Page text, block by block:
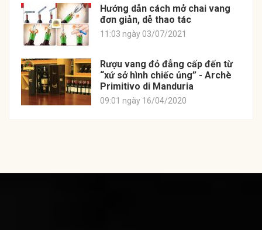
Hướng dẫn cách mở chai vang
đơn giản, dễ thao tác
11:03 ngày 03/07/2021
Rượu vang đỏ đẳng cấp đến từ
“xứ sở hình chiếc ủng” - Archè
Primitivo di Manduria
09:01 ngày 16/04/2020